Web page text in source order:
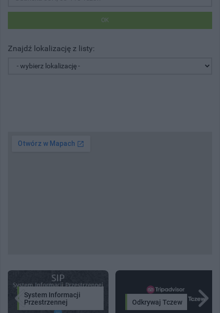
OK
Znajdź lokalizację z listy:
System Informacji
Przestrzennej
Odkrywaj Tczew